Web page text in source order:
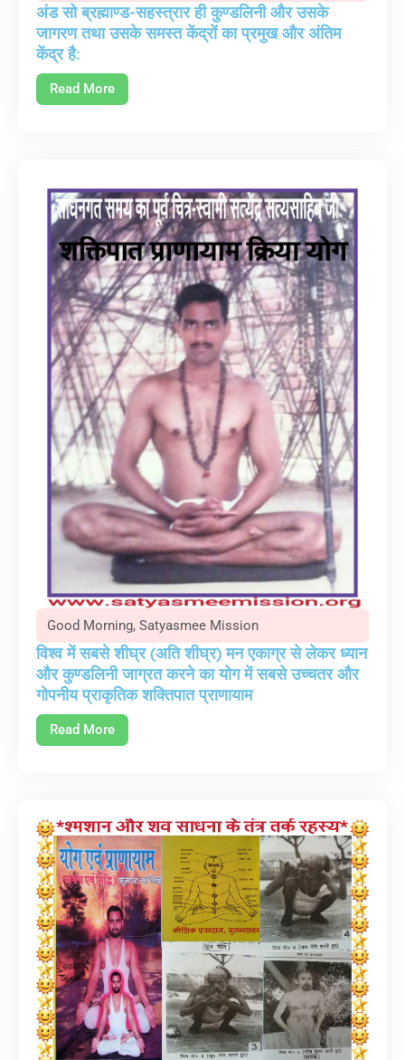
अंड सो ब्रह्माण्ड-सहस्त्रार ही कुण्डलिनी और उसके
जागरण तथा उसके समस्त केंद्रों का प्रमुख और अंतिम
केंद्र है:
Read More
Good Morning, Satyasmee Mission
विश्व में सबसे शीघ्र (अति शीघ्र) मन एकाग्र से लेकर ध्यान
और कुण्डलिनी जाग्रत करने का योग में सबसे उच्चतर और
गोपनीय प्राकृतिक शक्तिपात प्राणायाम
Read More